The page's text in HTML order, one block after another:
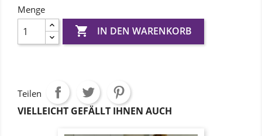
Menge
 IN DEN WARENKORB
Teilen
VIELLEICHT GEFÄLLT IHNEN AUCH